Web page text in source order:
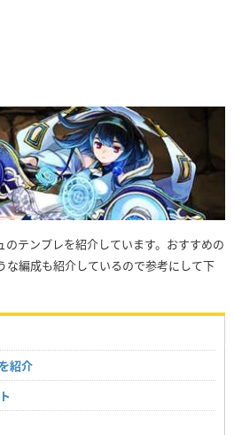
のテンプレを紹介しています。おすすめの
な編成も紹介しているので参考にして下
紹介